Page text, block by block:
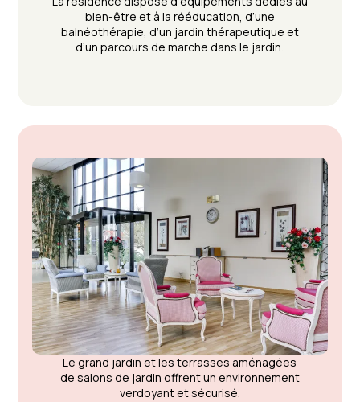
bien-être et à la rééducation, d’une
balnéothérapie, d’un jardin thérapeutique et
d’un parcours de marche dans le jardin.
Le grand jardin et les terrasses aménagées
de salons de jardin offrent un environnement
verdoyant et sécurisé.